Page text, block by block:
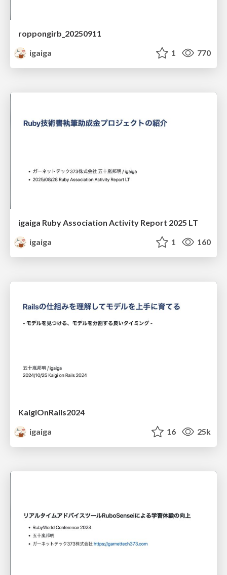
roppongirb_20250911
igaiga
1 770
igaiga Ruby Association Activity Report 2025 LT
igaiga
1 160
KaigiOnRails2024
igaiga
16 25k